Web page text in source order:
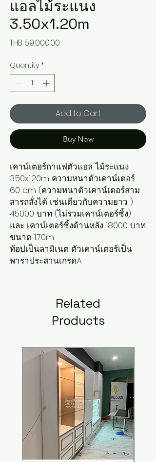
แอลไม้ระแนง
3.50x1.20m
THB 59,000.00
Quantity *
Add to Cart
Buy Now
เคาน์เตอร์กาแฟตัวแอล ไม้ระแนง
3.50x1.20m ความหนาตัวเคาน์เตอร์
60 cm (ความหนาตัวเคาน์เตอร์สาม
สารถสั่งได้ เช่นเดียวกับความยาว )
45000 บาท (ไม่รวมเคาน์เตอร์ซิ้ง)
และ เคาน์เตอร์ซิ้งด้านหลัง 18000 บาท
ขนาด 1.70m
ท้อปเป็นลามิเนต ตัวเคาน์เตอร์เป็น
พาราประสานเกรดA
Related
Products